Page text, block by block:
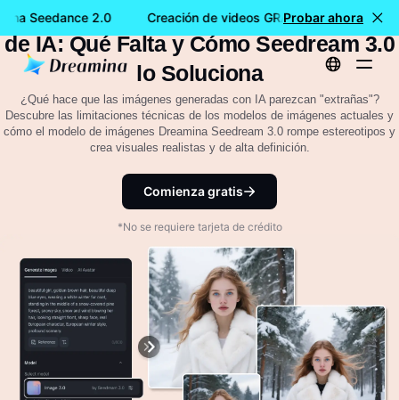
Seedance 2.0 Creación de videos GRATIS con Dreamina
Probar ahora
Comprender los Modelos de Imágenes
de IA: Qué Falta y Cómo Seedream 3.0
lo Soluciona
¿Qué hace que las imágenes generadas con IA parezcan "extrañas"?
Descubre las limitaciones técnicas de los modelos de imágenes actuales y
cómo el modelo de imágenes Dreamina Seedream 3.0 rompe estereotipos y
crea visuales realistas y de alta definición.
Comienza gratis
*No se requiere tarjeta de crédito